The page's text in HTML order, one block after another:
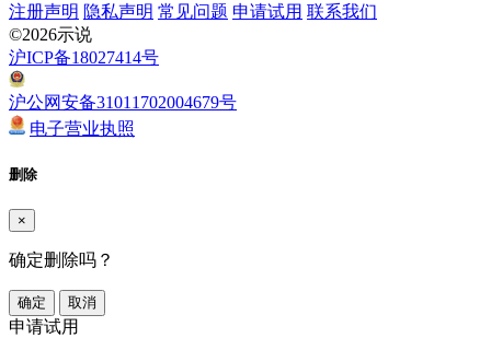
注册声明 隐私声明 常见问题 申请试用 联系我们
©2026示说
沪ICP备18027414号
沪公网安备31011702004679号
电子营业执照
删除
×
确定删除吗？
确定 取消
申请试用